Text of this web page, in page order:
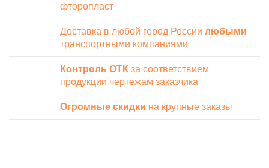
фторопласт
Доставка в любой город России любыми
транспортными компаниями
Контроль ОТК за соответствием
продукции чертежам заказчика
Огромные скидки на крупные заказы